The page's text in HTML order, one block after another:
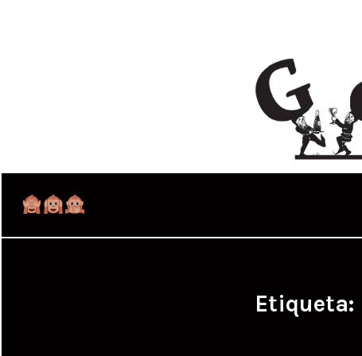
Etiqueta: